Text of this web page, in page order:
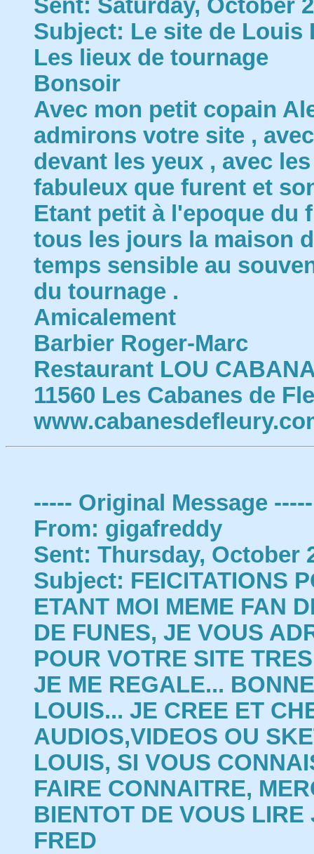
Sent: Saturday, October
Subject: Le site de Louis
Les lieux de tournage
Bonsoir
Avec mon petit copain
admirons votre site ,
devant les yeux , avec
fabuleux que furent et
Etant petit à l'epoque du
tous les jours la maison
temps sensible au
du tournage .
Amicalement
Barbier Roger-Marc
Restaurant LOU
11560 Les Cabanes de
----- Original Message -----
From: gigafreddy
Sent: Thursday, October
Subject: FEICITATIONS
ETANT MOI MEME FAN
DE FUNES, JE VOUS
POUR VOTRE SITE
JE ME REGALE...
LOUIS... JE CREE ET
AUDIOS,VIDEOS OU
LOUIS, SI VOUS
FAIRE CONNAITRE,
BIENTOT DE VOUS LIRE
FRED